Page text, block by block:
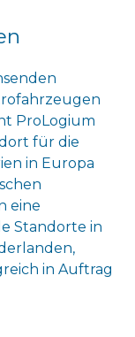
ProLogium
für die
in Europa
eine
Standorte in
in Auftrag